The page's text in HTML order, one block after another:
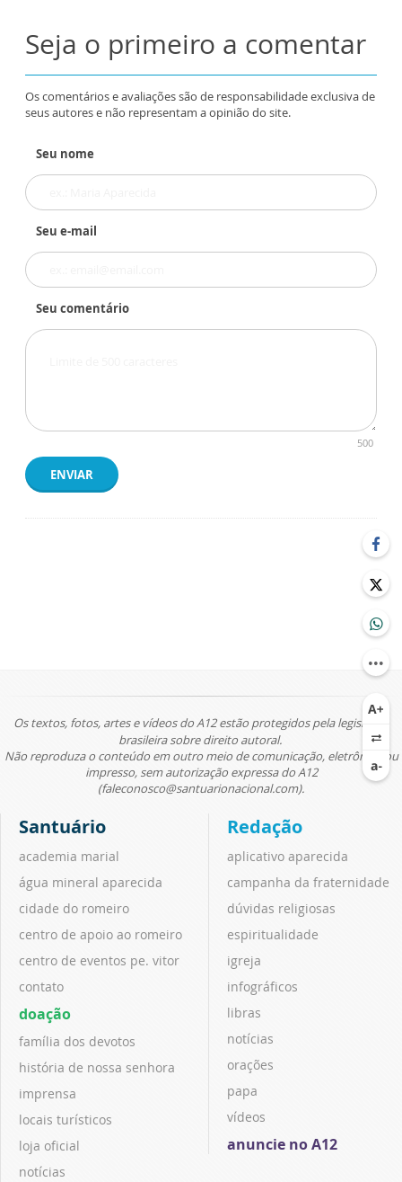
Seja o primeiro a comentar
Os comentários e avaliações são de responsabilidade exclusiva de
seus autores e não representam a opinião do site.
Seu nome
Seu e-mail
Seu comentário
500
ENVIAR
Os textos, fotos, artes e vídeos do A12 estão protegidos pela legislação
brasileira sobre direito autoral.
Não reproduza o conteúdo em outro meio de comunicação, eletrônico ou
impresso, sem autorização expressa do A12
(faleconosco@santuarionacional.com).
Santuário
academia marial
água mineral aparecida
cidade do romeiro
centro de apoio ao romeiro
centro de eventos pe. vitor
contato
doação
família dos devotos
história de nossa senhora
imprensa
locais turísticos
loja oficial
notícias
Redação
aplicativo aparecida
campanha da fraternidade
dúvidas religiosas
espiritualidade
igreja
infográficos
libras
notícias
orações
papa
vídeos
anuncie no A12